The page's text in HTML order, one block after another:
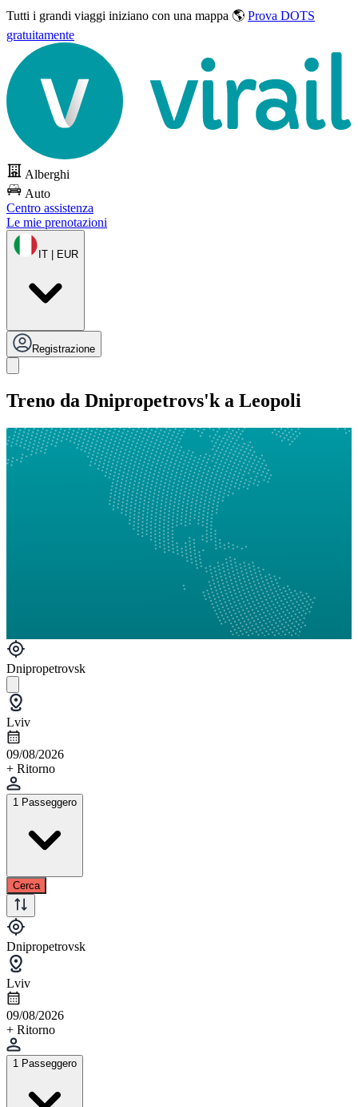
Tutti i grandi viaggi iniziano con una mappa 🌎 Prova DOTS
gratuitamente
Alberghi
Auto
Centro assistenza
Le mie prenotazioni
IT | EUR
Registrazione
Treno da Dnipropetrovs'k a Leopoli
Dnipropetrovsk
Lviv
09/08/2026
+ Ritorno
1 Passeggero
Cerca
Dnipropetrovsk
Lviv
09/08/2026
+ Ritorno
1 Passeggero